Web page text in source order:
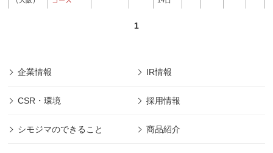
1
企業情報 IR情報
CSR・環境 採用情報
シモジマのできること 商品紹介